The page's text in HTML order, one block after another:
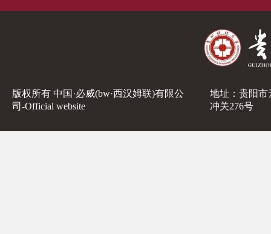
版权所有 中国·必威(bw·西汉姆联)有限公
司-Official website
地址：贵阳市
冲关276号